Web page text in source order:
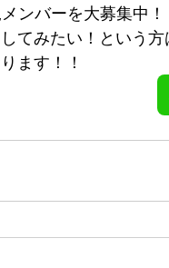
ンバーを大募集中！
てみたい！という
ます！！